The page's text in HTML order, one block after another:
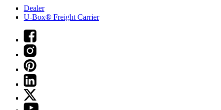
Dealer
U-Box® Freight Carrier